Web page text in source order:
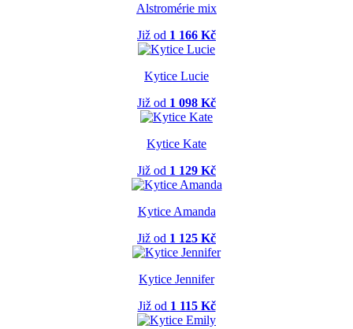
Alstromérie mix
Již od 1 166 Kč
Kytice Lucie
Již od 1 098 Kč
Kytice Kate
Již od 1 129 Kč
Kytice Amanda
Již od 1 125 Kč
Kytice Jennifer
Již od 1 115 Kč